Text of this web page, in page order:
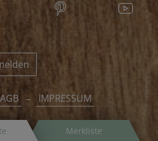
Merkliste
AGB IMPRESSUM